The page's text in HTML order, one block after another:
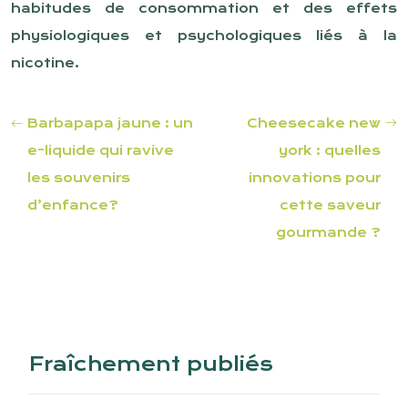
habitudes de consommation et des effets
physiologiques et psychologiques liés à la
nicotine.
Barbapapa jaune : un
e-liquide qui ravive
les souvenirs
d’enfance?
Cheesecake new
york : quelles
innovations pour
cette saveur
gourmande ?
Fraîchement publiés